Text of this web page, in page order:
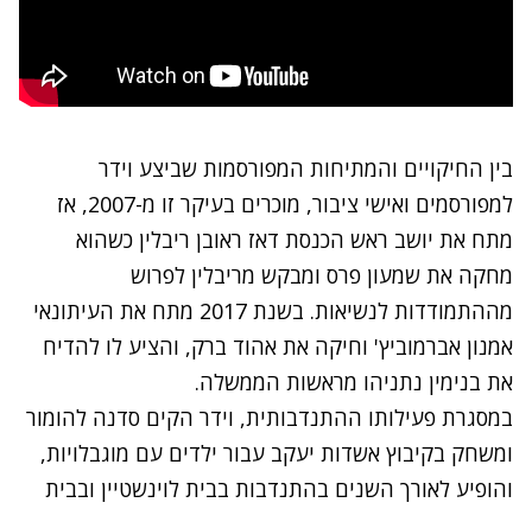
בין החיקויים והמתיחות המפורסמות שביצע וידר
למפורסמים ואישי ציבור, מוכרים בעיקר זו מ-2007, אז
מתח את יושב ראש הכנסת דאז ראובן ריבלין כשהוא
מחקה את שמעון פרס ומבקש מריבלין לפרוש
מההתמודדות לנשיאות. בשנת 2017 מתח את העיתונאי
אמנון אברמוביץ' וחיקה את אהוד ברק, והציע לו להדיח
את בנימין נתניהו מראשות הממשלה.
במסגרת פעילותו ההתנדבותית, וידר הקים סדנה להומור
ומשחק בקיבוץ אשדות יעקב עבור ילדים עם מוגבלויות,
והופיע לאורך השנים בהתנדבות בבית לוינשטיין ובבית